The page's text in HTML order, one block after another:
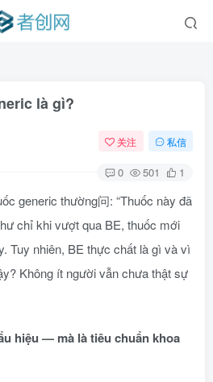
là gì?
关注 私信
0 501 1
generic thường问: “Thuốc này đã
chỉ khi vượt qua BE, thuốc mới
Tuy nhiên, BE thực chất là gì và vì
Không ít người vẫn chưa thật sự
hiệu — mà là tiêu chuẩn khoa